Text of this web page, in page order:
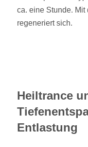
ca. eine Stunde.
regeneriert sich.
Heiltrance
Entlastung